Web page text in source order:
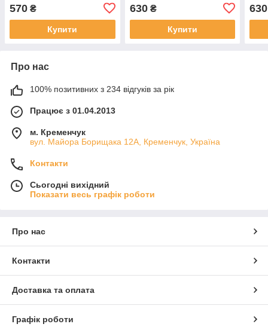
570 ₴
Купити
630₴
Купити
630
Про нас
100% позитивних з 234 відгуків за рік
Працює з 01.04.2013
м. Кременчук
вул. Майора Борищака 12А, Кременчук, Україна
Контакти
Сьогодні вихідний
Показати весь графік роботи
Про нас
Контакти
Доставка та оплата
Графік роботи